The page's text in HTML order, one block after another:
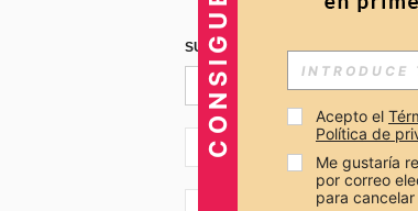
SUSCRÍBETE PARA RECIBIR
CO + 57
Acepto el
Política de
Me gustaría
por correo
para